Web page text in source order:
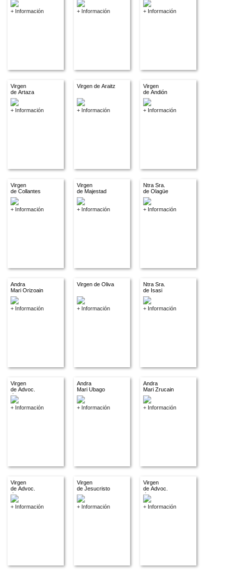
+ Información + Información + Información
Virgen
de Artaza
+ Información
Virgen de Araitz
+ Información
Virgen
de Andión
+ Información
Virgen
de Collantes
+ Información
Virgen
de Majestad
+ Información
Ntra Sra.
de Olagüe
+ Información
Andra
Mari Orizoain
+ Información
Virgen de Oliva
+ Información
Ntra Sra.
de Isasi
+ Información
Virgen
de Advoc.
descon.
+ Información
Andra
Mari Ubago
+ Información
Andra
Mari Zrucain
+ Información
Virgen
de Advoc.
descon.
+ Información
Virgen
de Jesucristo
+ Información
Virgen
de Advoc.
descon.
+ Información